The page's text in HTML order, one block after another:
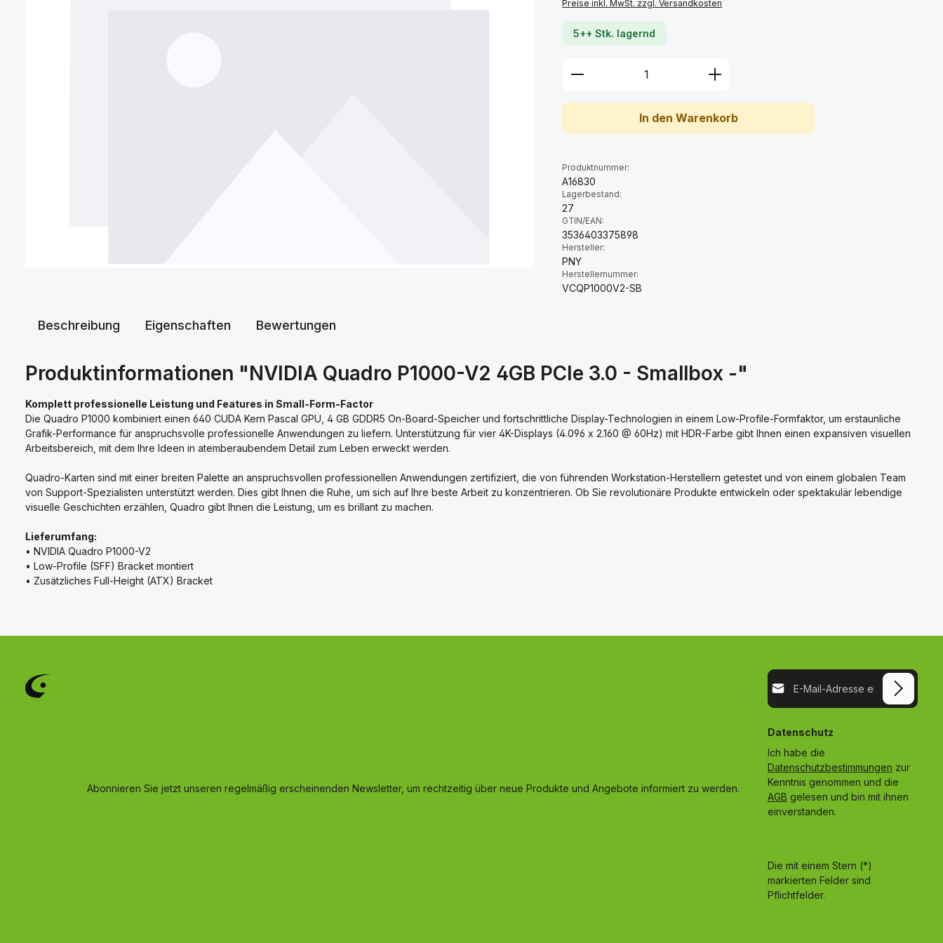
Preise inkl. MwSt. zzgl. Versandkosten
5++ Stk. lagernd
Produkt Anzahl: Gib den gewünschten Wert
In den Warenkorb
Produktnummer:
A16830
Lagerbestand:
27
GTIN/EAN:
3536403375898
Hersteller:
PNY
Herstellernummer:
VCQP1000V2-SB
Beschreibung Eigenschaften Bewertungen
Produktinformationen "NVIDIA Quadro P1000-V2 4GB PCIe 3.0 - Smallbox -"
Komplett professionelle Leistung und Features in Small-Form-Factor
Die Quadro P1000 kombiniert einen 640 CUDA Kern Pascal GPU, 4 GB GDDR5 On-Board-Speicher und fortschrittliche Display-Technologien in einem Low-Profile-Formfaktor, um erstaunliche
Grafik-Performance für anspruchsvolle professionelle Anwendungen zu liefern. Unterstützung für vier 4K-Displays (4.096 x 2.160 @ 60Hz) mit HDR-Farbe gibt Ihnen einen expansiven visuellen
Arbeitsbereich, mit dem Ihre Ideen in atemberaubendem Detail zum Leben erweckt werden.
Quadro-Karten sind mit einer breiten Palette an anspruchsvollen professionellen Anwendungen zertifiziert, die von führenden Workstation-Herstellern getestet und von einem globalen Team
von Support-Spezialisten unterstützt werden. Dies gibt Ihnen die Ruhe, um sich auf Ihre beste Arbeit zu konzentrieren. Ob Sie revolutionäre Produkte entwickeln oder spektakulär lebendige
visuelle Geschichten erzählen, Quadro gibt Ihnen die Leistung, um es brillant zu machen.
Lieferumfang:
• NVIDIA Quadro P1000-V2
• Low-Profile (SFF) Bracket montiert
• Zusätzliches Full-Height (ATX) Bracket
Abonnieren Sie jetzt unseren regelmäßig erscheinenden Newsletter, um rechtzeitig über neue Produkte und Angebote informiert zu werden.
E-Mail-Adresse*
Datenschutz
Ich habe die
Datenschutzbestimmungen zur
Kenntnis genommen und die
AGB gelesen und bin mit ihnen
einverstanden.
Die mit einem Stern (*)
markierten Felder sind
Pflichtfelder.